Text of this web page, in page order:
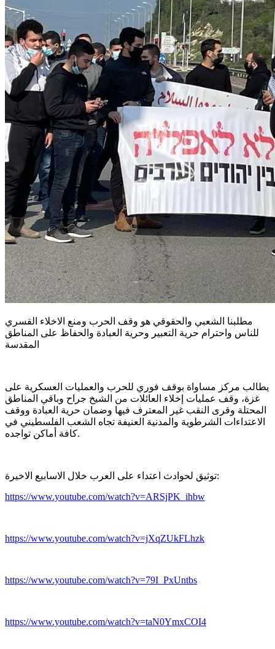
مطلبنا الشعبي والحقوقي هو وقف الحرب ومنع الاخلاء القسري
للناس واحترام حرية التعبير وحرية العبادة والحفاظ على المناطق
المقدسة
يطالب مركز مساواة بوقف فوري للحرب والعمليات العسكرية على
غزة، وقف عمليات إخلاء العائلات من الشيخ جراح وباقي المناطق
المحتلة وقرى النقب غير المعترف فيها وضمان حرية العبادة ووقف
الاعتداءات الشرطوية والمدنية العنيفة تجاه الشعب الفلسطيني في
كافة أماكن تواجده.
توثيق لحوادث اعتداء على العرب خلال الاسابيع الاخيرة:
https://www.youtube.com/watch?v=ARSjPK_ihbw
https://www.youtube.com/watch?v=jXqZUkFLhzk
https://www.youtube.com/watch?v=79I_PxUntbs
https://www.youtube.com/watch?v=taN0YmxCOI4